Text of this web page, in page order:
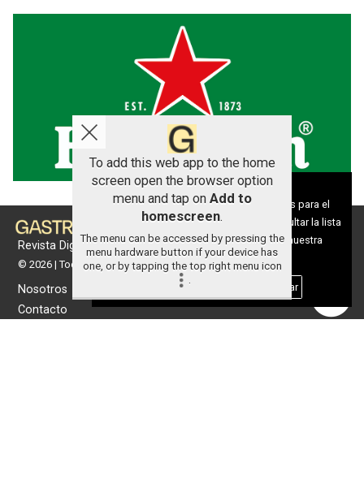
Revista Digital de gastronomía
© 2026 | Todos los derechos reservados
Nosotros
Contacto
To add this web app to the home
screen open the browser option
menu and tap on Add to
homescreen.
The menu can be accessed by pressing the
menu hardware button if your device has
one, or by tapping the top right menu icon
.
Aviso sobre el Uso de cookies:
Utilizamos cookies nuestras y de terceros para el
funcionamiento del digital. Puedes consultar la lista
de cookies y como desconectarlas. Ver nuestra
Política de Privacidad y Cookies
Aceptar Cookies Personalizar